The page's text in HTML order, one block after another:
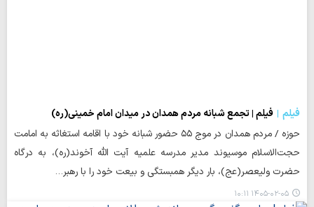
فیلم
فیلم | تجمع شبانه مردم همدان در میدان امام خمینی(ره)
حوزه / مردم همدان در موج ۵۵ حضور شبانه خود با اقامه استغاثه به امامت
حجت‌الاسلام موسیوند مدیر مدرسه علمیه آیت الله آخوند(ره)، به درگاه
حضرت ولیعصر(عج)، بار دیگر همبستگی و بیعت خود را با رهبر…
۱۴۰۵-۰۲-۰۵ ۱۰:۱۱